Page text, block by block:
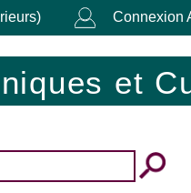
Connexion
et